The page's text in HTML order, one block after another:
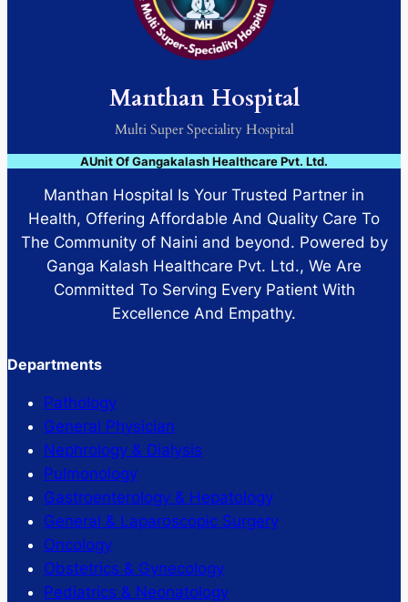
Manthan Hospital
Multi Super Speciality Hospital
AUnit Of Gangakalash Healthcare Pvt. Ltd.
Manthan Hospital Is Your Trusted Partner in
Health, Offering Affordable And Quality Care To
The Community of Naini and beyond. Powered by
Ganga Kalash Healthcare Pvt. Ltd., We Are
Committed To Serving Every Patient With
Excellence And Empathy.
Departments
Pathology
General Physician
Nephrology & Dialysis
Pulmonology
Gastroenterology & Hepatology
General & Laparoscopic Surgery
Oncology
Obstetrics & Gynecology
Pediatrics & Neonatology